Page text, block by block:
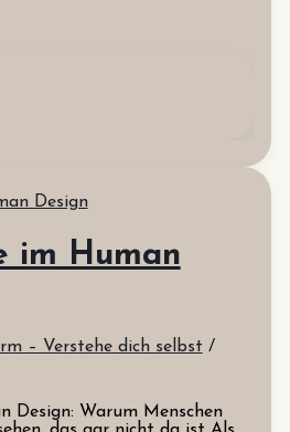
im Human
– Verstehe dich selbst /
Design: Warum Menschen